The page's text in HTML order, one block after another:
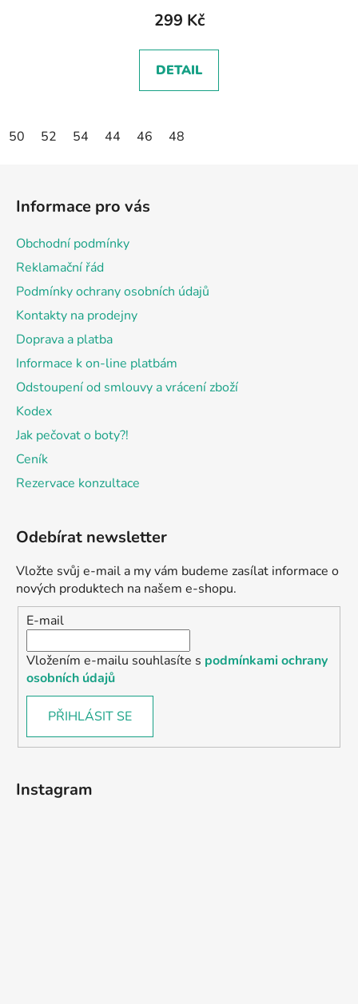
299 Kč
DETAIL
50 52 54 44 46 48
Informace pro vás
Obchodní podmínky
Reklamační řád
Podmínky ochrany osobních údajů
Kontakty na prodejny
Doprava a platba
Informace k on-line platbám
Odstoupení od smlouvy a vrácení zboží
Kodex
Jak pečovat o boty?!
Ceník
Rezervace konzultace
Odebírat newsletter
Vložte svůj e-mail a my vám budeme zasílat informace o
nových produktech na našem e-shopu.
E-mail
Vložením e-mailu souhlasíte s podmínkami ochrany
osobních údajů
PŘIHLÁSIT SE
Instagram